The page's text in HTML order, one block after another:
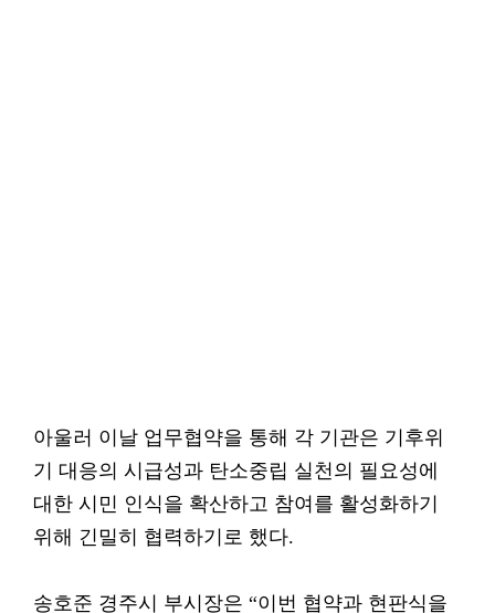
아울러 이날 업무협약을 통해 각 기관은 기후위
기 대응의 시급성과 탄소중립 실천의 필요성에
대한 시민 인식을 확산하고 참여를 활성화하기
위해 긴밀히 협력하기로 했다.
송호준 경주시 부시장은 “이번 협약과 현판식을